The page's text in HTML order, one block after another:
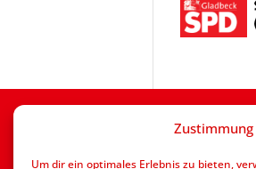
Um dir ein optimales Erlebnis zu bieten,